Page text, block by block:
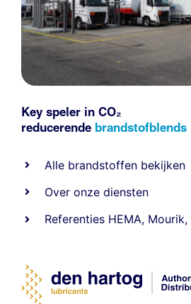
Key speler in CO₂
reducerende brandstofblends
Alle brandstoffen bekijken
Over onze diensten
Referenties HEMA, Mourik,